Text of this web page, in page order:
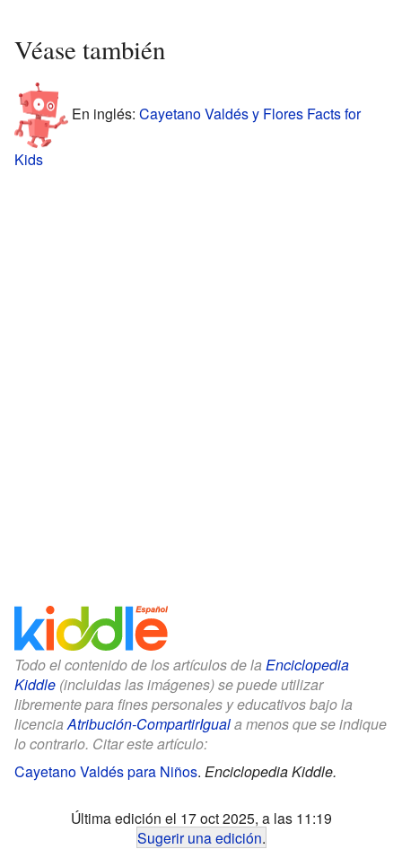
Véase también
En inglés: Cayetano Valdés y Flores Facts for
Kids
Todo el contenido de los artículos de la Enciclopedia
Kiddle (incluidas las imágenes) se puede utilizar
libremente para fines personales y educativos bajo la
licenciaAtribución-CompartirIguala menos que se indique
lo contrario. Citar este artículo:
Cayetano Valdés para Niños. Enciclopedia Kiddle.
Última edición el 17 oct 2025, a las 11:19
Sugerir una edición.